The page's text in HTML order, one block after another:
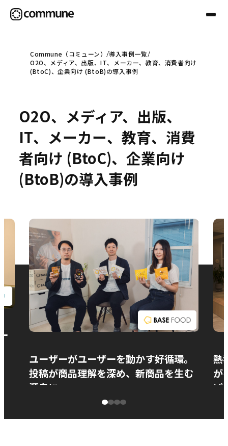
Communeについて
事例
セミナー
お問い合わせ
Commune（コミューン）
導入事例一覧
O2O、メディア、出版、IT、メーカー、教育、消費者向け
(BtoC)、企業向け (BtoB)の導入事例
O2O、メディア、出版、
IT、メーカー、教育、消費
者向け (BtoC)、企業向け
(BtoB)の導入事例
ユーザーがユーザーを動かす好循環。
投稿が商品理解を深め、新商品を生む
源泉に
熱
が
ぱ